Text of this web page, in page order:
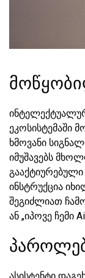
ეკოსისტემაში
ხმოვანი
იმუშავებს
გააქტიურებული
ინსტრუქცია
შეგიძლიათ
ან „იპოვე ჩემი